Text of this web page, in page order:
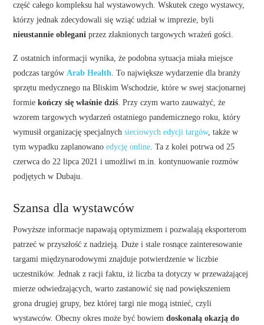
część całego kompleksu hal wystawowych. Wskutek czego wystawcy,
którzy jednak zdecydowali się wziąć udział w imprezie, byli
nieustannie oblegani przez złaknionych targowych wrażeń gości.
Z ostatnich informacji wynika, że podobna sytuacja miała miejsce
podczas targów Arab Health . To największe wydarzenie dla branży
sprzętu medycznego na Bliskim Wschodzie, które w swej stacjonarnej
formiekończy się właśnie dziś . Przy czym warto zauważyć, że
wzorem targowych wydarzeń ostatniego pandemicznego roku, który
wymusił organizację specjalnychsieciowych edycji targów, także w
tym wypadku zaplanowanoedycję online . Ta z kolei potrwa od 25
czerwca do 22 lipca 2021 i umożliwi m.in. kontynuowanie rozmów
podjętych w Dubaju.
Szansa dla wystawców
Powyższe informacje napawają optymizmem i pozwalają eksporterom
patrzeć w przyszłość z nadzieją. Duże i stale rosnące zainteresowanie
targami międzynarodowymi znajduje potwierdzenie w liczbie
uczestników. Jednak z racji faktu, iż liczba ta dotyczy w przeważającej
mierze odwiedzających, warto zastanowić się nad powiększeniem
grona drugiej grupy, bez której targi nie mogą istnieć, czyli
wystawców. Obecny okres może być bowiemdoskonałą okazją do